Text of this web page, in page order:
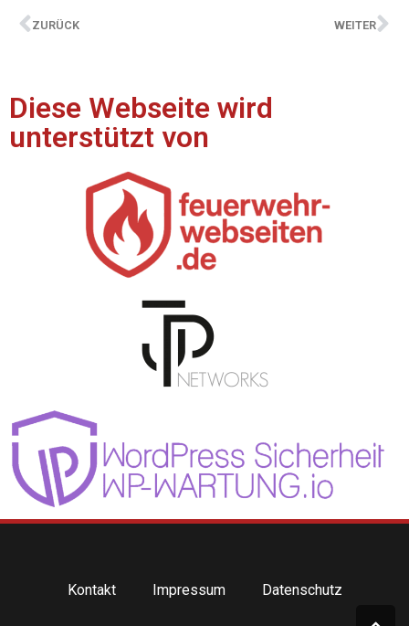
ZURÜCK WEITER
Diese Webseite wird
unterstützt von
Kontakt Impressum Datenschutz